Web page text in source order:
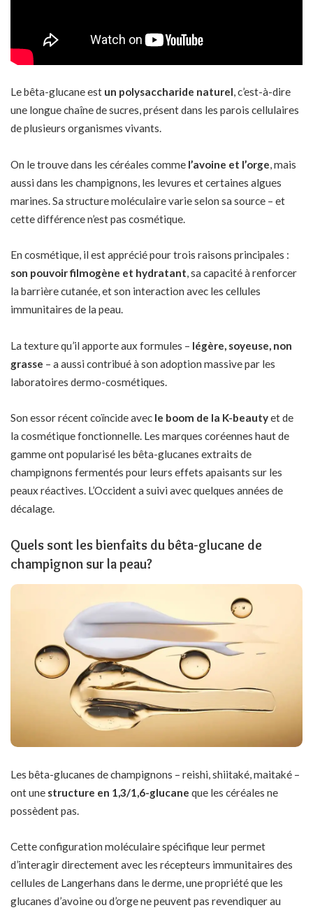
Le bêta-glucane est un polysaccharide naturel, c’est-à-dire
une longue chaîne de sucres, présent dans les parois cellulaires
de plusieurs organismes vivants.
On le trouve dans les céréales comme l’avoine et l’orge, mais
aussi dans les champignons, les levures et certaines algues
marines. Sa structure moléculaire varie selon sa source – et
cette différence n’est pas cosmétique.
En cosmétique, il est apprécié pour trois raisons principales :
son pouvoir filmogène et hydratant, sa capacité à renforcer
la barrière cutanée, et son interaction avec les cellules
immunitaires de la peau.
La texture qu’il apporte aux formules – légère, soyeuse, non
grasse – a aussi contribué à son adoption massive par les
laboratoires dermo-cosmétiques.
Son essor récent coïncide avec le boom de la K-beautyet de
la cosmétique fonctionnelle. Les marques coréennes haut de
gamme ont popularisé les bêta-glucanes extraits de
champignons fermentés pour leurs effets apaisants sur les
peaux réactives. L’Occident a suivi avec quelques années de
décalage.
Quels sont les bienfaits du bêta-glucane de
champignon sur la peau?
Les bêta-glucanes de champignons – reishi, shiitaké, maitaké –
ont une structure en 1,3/1,6-glucane que les céréales ne
possèdent pas.
Cette configuration moléculaire spécifique leur permet
d’interagir directement avec les récepteurs immunitaires des
cellules de Langerhans dans le derme, une propriété que les
glucanes d’avoine ou d’orge ne peuvent pas revendiquer au